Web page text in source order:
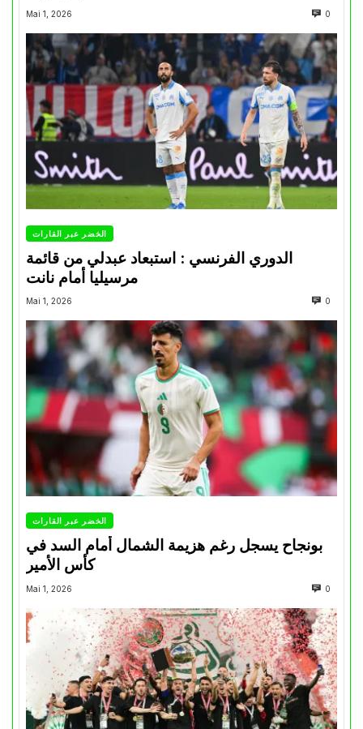
Mai 1, 2026 0
الخضر عبر القارات
الدوري الفرنسي : استبعاد عبدلي من قائمة
مرسيليا أمام نانت
Mai 1, 2026 0
الخضر عبر القارات
بونجاح يسجل رغم هزيمة الشمال أمام السد في
كأس الأمير
Mai 1, 2026 0